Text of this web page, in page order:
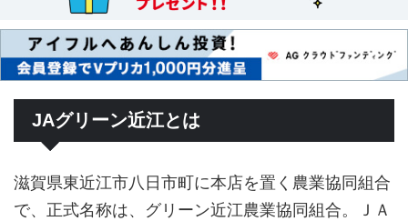
JAグリーン近江とは
滋賀県東近江市八日市町に本店を置く農業協同組合
で、正式名称は、グリーン近江農業協同組合。ＪＡ